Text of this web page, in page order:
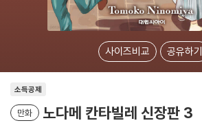
사이즈비교 공유하기
소득공제
만화 노다메 칸타빌레 신장판 3